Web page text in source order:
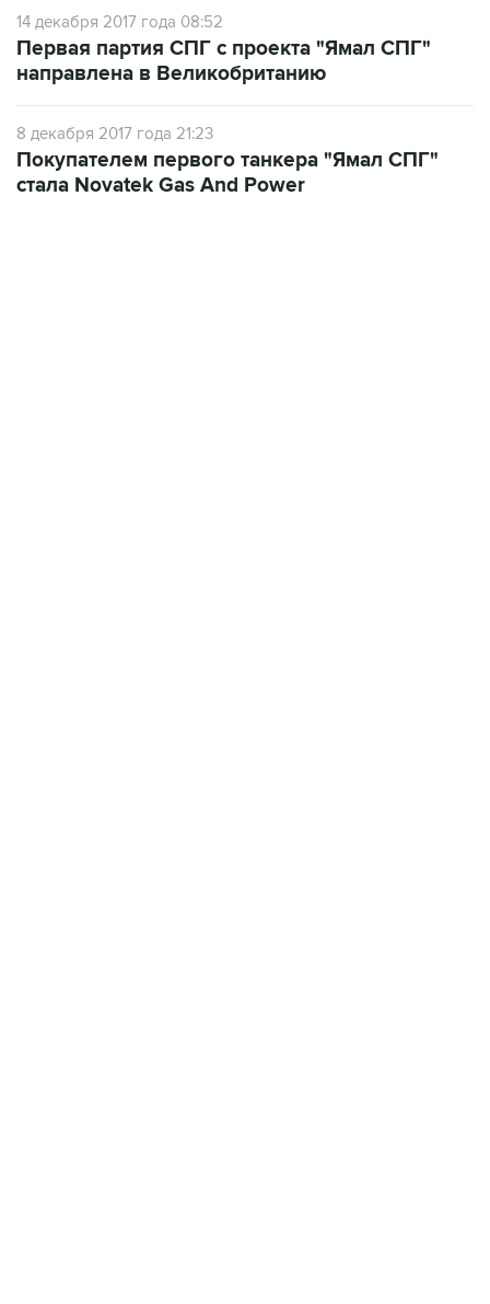
14 декабря 2017 года 08:52
Первая партия СПГ с проекта "Ямал СПГ"
направлена в Великобританию
8 декабря 2017 года 21:23
Покупателем первого танкера "Ямал СПГ"
стала Novatek Gas And Power